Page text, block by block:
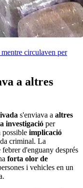
circulaven per
a altres
s'enviava a altres
investigació per
possible implicació
criminal. La
d'enguany després
forta olor de
i vehicles en un